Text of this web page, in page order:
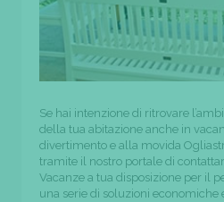
Se hai intenzione di ritrovare
della tua abitazione anche in
divertimento e alla movida
tramite il nostro portale di
Vacanze a tua disposizione per il
una serie di soluzioni economiche